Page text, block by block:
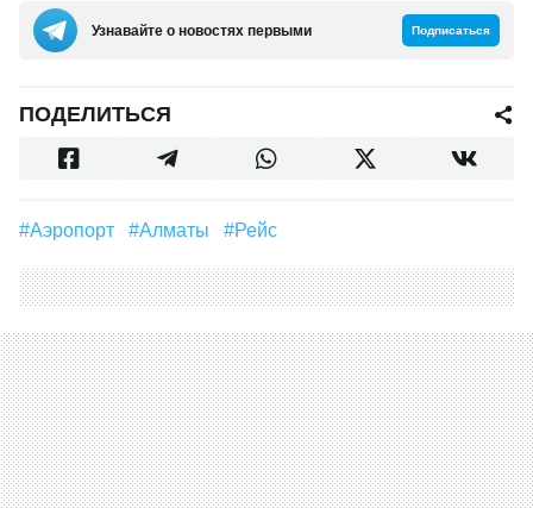
Узнавайте о новостях первыми Подписаться
ПОДЕЛИТЬСЯ
#аэропорт #Алматы #рейс